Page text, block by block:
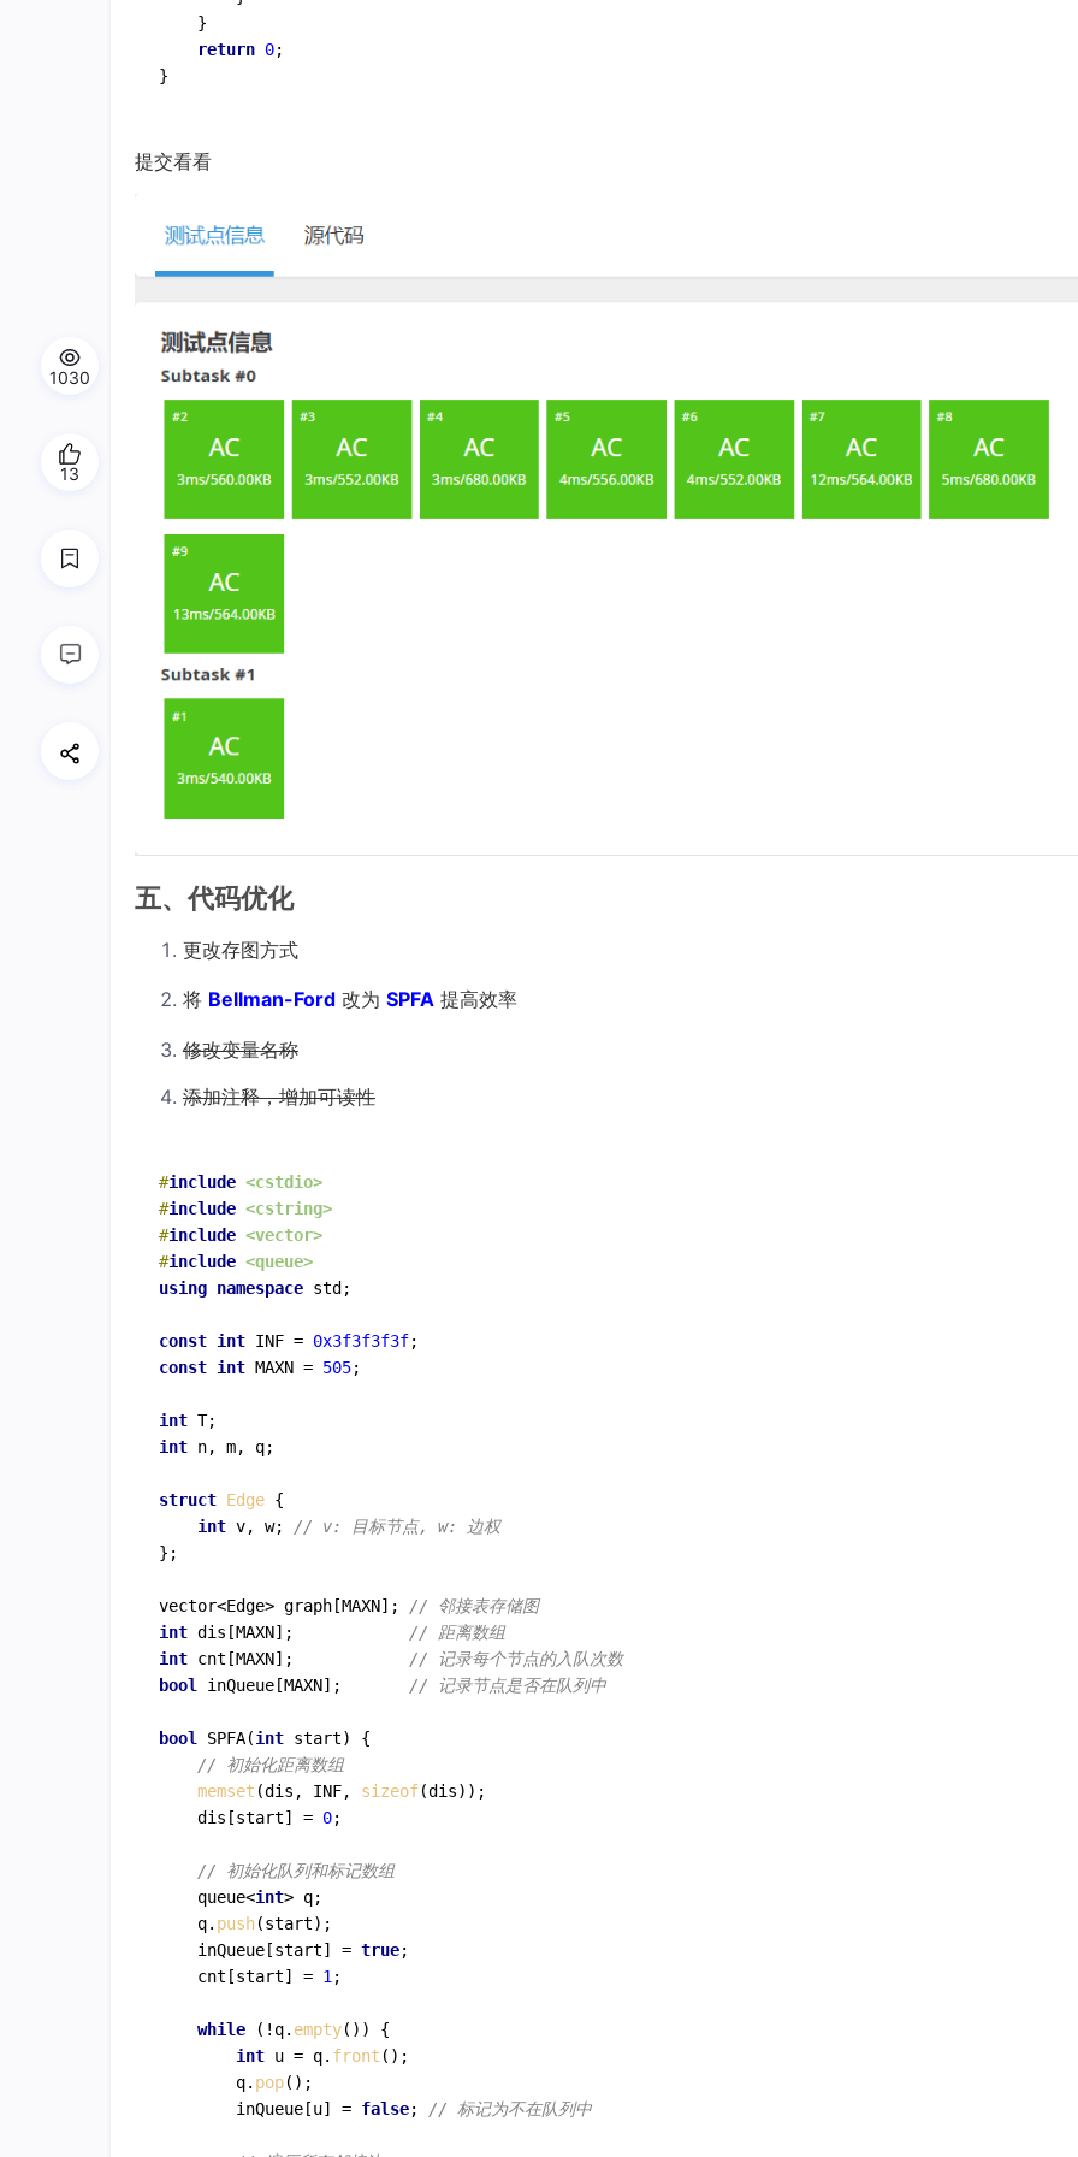
    }
return 0;
提交看看
五、代码优化
更改存图方式
将 Bellman-Ford 改为 SPFA 提高效率
修改变量名称
添加注释，增加可读性
#include <cstdio>
#include <cstring>
#include <vector>
#include <queue>
using namespace std;
const int INF = 0x3f3f3f3f
const int MAXN = 505;
int
int n, m, q;
struct Edge {
int v, w; // v: 目标节点, w: 边权
};
vector<Edge> graph[MAXN]; // 邻接表存储图
int dis[MAXN]; // 距离数组
int cnt[MAXN]; // 记录每个节点的入队次数
bool
inQueue[MAXN]; // 记录节点是否在队列中
bool SPFA(int start)
{
// 初始化距离数组
memset (dis, INF, sizeof(dis));
    dis[start] =
0;
// 初始化队列和标记数组
    queue<
int> q;
    q.
push(start);
    inQueue[start] =
true;
    cnt[start] =
1 ;
while (!q. empty()) {
int u = q. front ();
        q.
pop();
        inQueue[u] =
false; // 标记为不在队列中
1030
13